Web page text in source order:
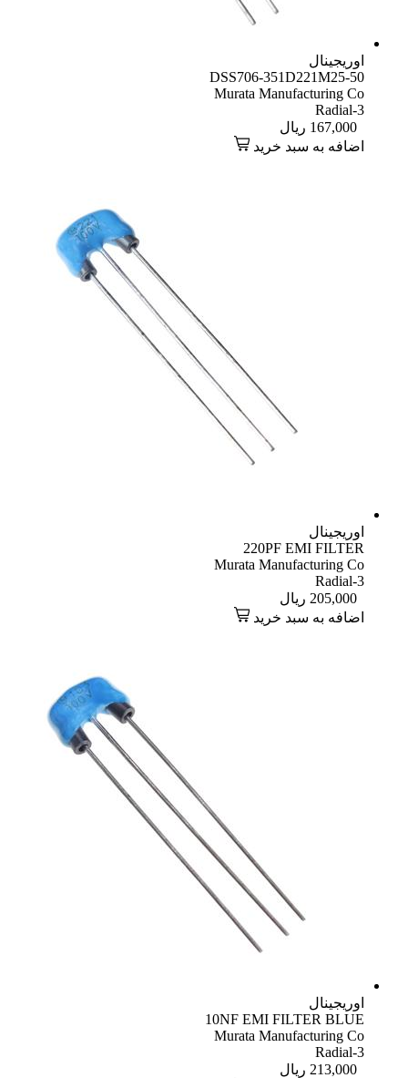
اوریجینال
DSS706-351D221M25-50
Murata Manufacturing Co
Radial-3
167,000 ریال
اضافه به سبد خرید
اوریجینال
220PF EMI FILTER
Murata Manufacturing Co
Radial-3
205,000 ریال
اضافه به سبد خرید
اوریجینال
10NF EMI FILTER BLUE
Murata Manufacturing Co
Radial-3
213,000 ریال